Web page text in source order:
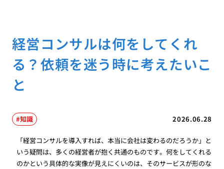
経営コンサルは何をしてくれ
る？依頼を迷う時に考えたいこ
と
2026.06.28
知識
「経営コンサルを導入すれば、本当に会社は変わるのだろうか」と
いう疑問は、多くの経営者が抱く共通のものです。何をしてくれる
のかという具体的な実像が見えにくいのは、そのサービスが形のな